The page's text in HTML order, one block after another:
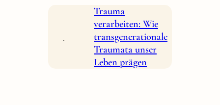
Trauma
verarbeiten: Wie
transgenerationale
Traumata unser
Leben prägen